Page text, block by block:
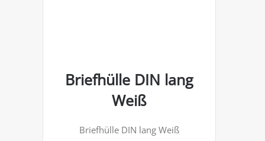
Briefhülle DIN lang
Weiß
Briefhülle DIN lang Weiß